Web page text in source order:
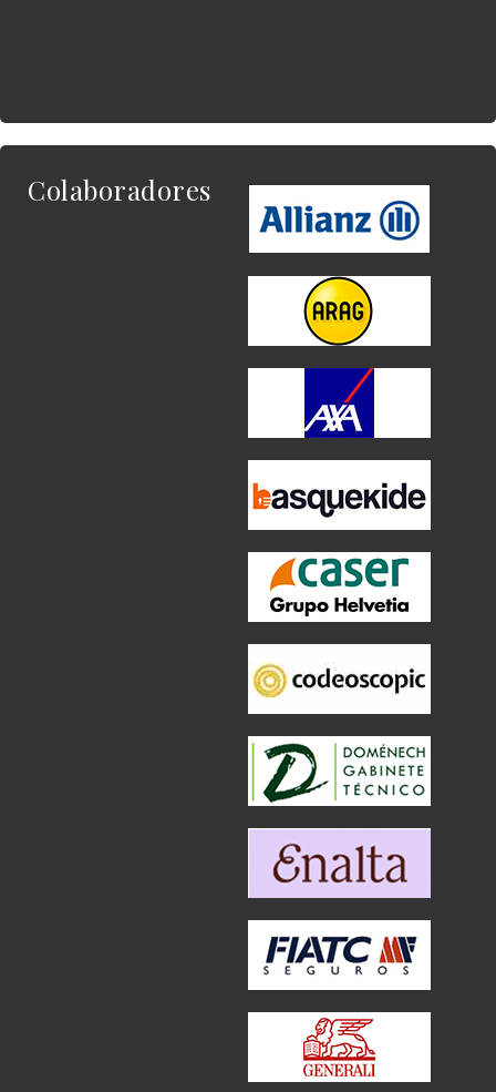
Colaboradores